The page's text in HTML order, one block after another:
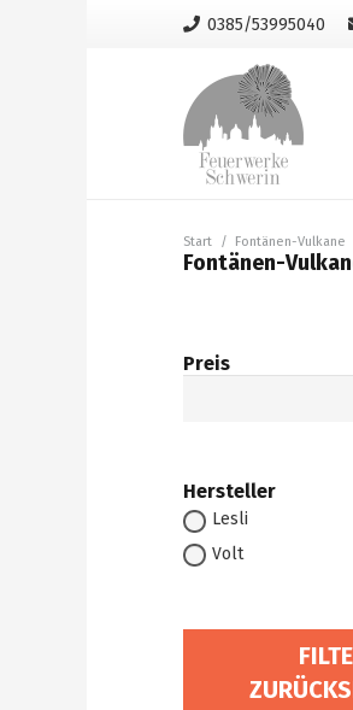
0385/53995040
Start / Fontänen-Vulkane
Fontänen-
Preis
Hersteller
Lesli
Volt